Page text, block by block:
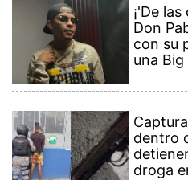
¡'De
Don
con su
una Big
dentro
droga